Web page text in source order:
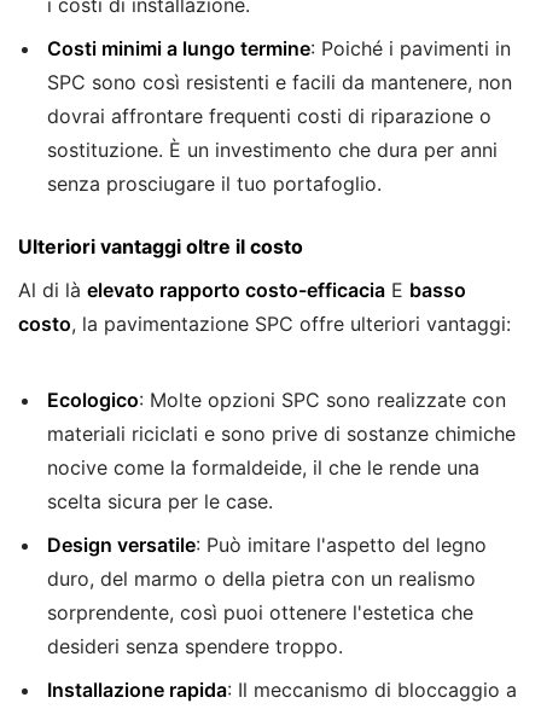
Costi minimi a lungo termine: Poiché i pavimenti in
SPC sono così resistenti e facili da mantenere, non
dovrai affrontare frequenti costi di riparazione o
sostituzione. È un investimento che dura per anni
senza prosciugare il tuo portafoglio.
Ulteriori vantaggi oltre il costo
Al di là elevato rapporto costo-efficacia E basso
costo, la pavimentazione SPC offre ulteriori vantaggi:
Ecologico: Molte opzioni SPC sono realizzate con
materiali riciclati e sono prive di sostanze chimiche
nocive come la formaldeide, il che le rende una
scelta sicura per le case.
Design versatile: Può imitare l'aspetto del legno
duro, del marmo o della pietra con un realismo
sorprendente, così puoi ottenere l'estetica che
desideri senza spendere troppo.
Installazione rapida: Il meccanismo di bloccaggio a